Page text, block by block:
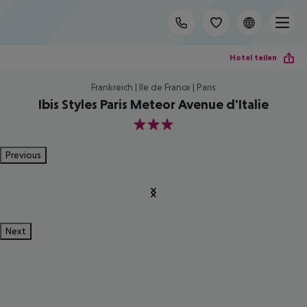
Hotel teilen
Frankreich | Ile de France | Paris
Ibis Styles Paris Meteor Avenue d'Italie
3
Previous
Next